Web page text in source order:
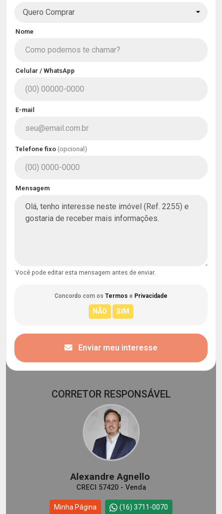
Quero Comprar
Nome
Celular / WhatsApp
E-mail
Telefone fixo (opcional)
Mensagem
Você pode editar esta mensagem antes de enviar.
Concordo com os Termos e Privacidade
Enviar meu interesse
CORRETOR RESPONSÁVEL
Alexandre Agnello
CRECI 57420 - Venda
Minha Página (16) 3711-0070